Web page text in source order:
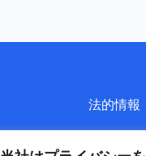
法的情報